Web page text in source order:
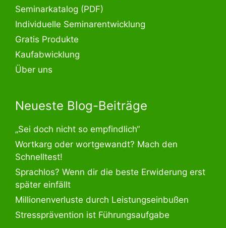
Seminarkatalog (PDF)
Individuelle Seminarentwicklung
Gratis Produkte
Kaufabwicklung
Über uns
Neueste Blog-Beiträge
„Sei doch nicht so empfindlich“
Wortkarg oder wortgewandt? Mach den
Schnelltest!
Sprachlos? Wenn dir die beste Erwiderung erst
später einfällt
Millionenverluste durch Leistungseinbußen
Stressprävention ist Führungsaufgabe